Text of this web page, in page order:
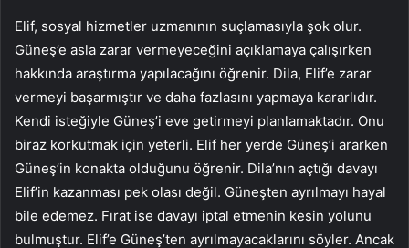
Elif, sosyal hizmetler uzmanının suçlamasıyla şok olur.
Güneş’e asla zarar vermeyeceğini açıklamaya çalışırken
hakkında araştırma yapılacağını öğrenir. Dila, Elif’e zarar
vermeyi başarmıştır ve daha fazlasını yapmaya kararlıdır.
Kendi isteğiyle Güneş’i eve getirmeyi planlamaktadır. Onu
biraz korkutmak için yeterli. Elif her yerde Güneş’i ararken
Güneş’in konakta olduğunu öğrenir. Dila’nın açtığı davayı
Elif’in kazanması pek olası değil. Güneşten ayrılmayı hayal
bile edemez. Fırat ise davayı iptal etmenin kesin yolunu
bulmuştur. Elif’e Güneş’ten ayrılmayacaklarını söyler. Ancak